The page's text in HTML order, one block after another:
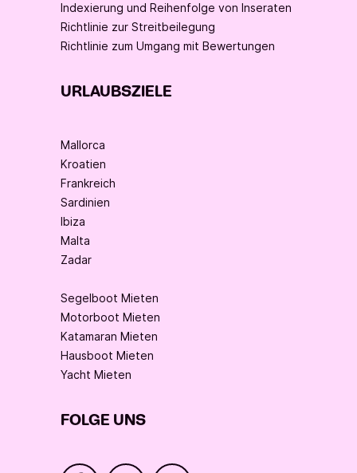
Indexierung und Reihenfolge von Inseraten
Richtlinie zur Streitbeilegung
Richtlinie zum Umgang mit Bewertungen
URLAUBSZIELE
Mallorca
Kroatien
Frankreich
Sardinien
Ibiza
Malta
Zadar
Segelboot Mieten
Motorboot Mieten
Katamaran Mieten
Hausboot Mieten
Yacht Mieten
FOLGE UNS